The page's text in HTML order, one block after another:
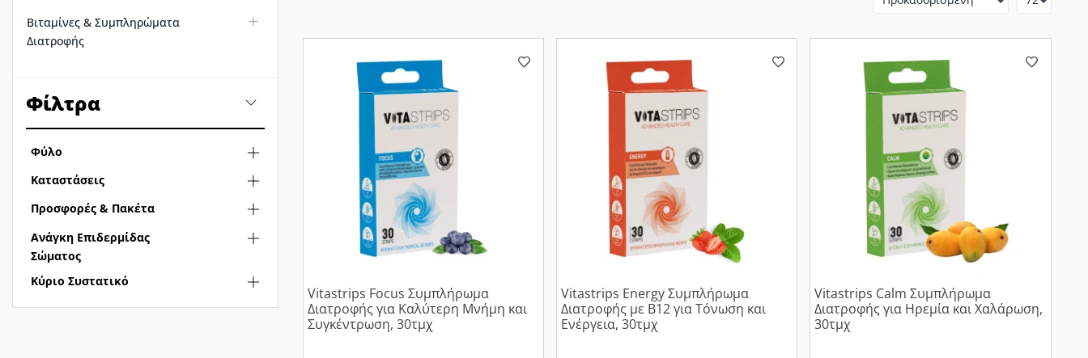
Βιταμίνες & Συμπληρώματα
Διατροφής
Φίλτρα
Φύλο
Καταστάσεις
Προσφορές & Πακέτα
Ανάγκη Επιδερμίδας
Σώματος
Κύριο Συστατικό
Vitastrips Focus Συμπλήρωμα
Διατροφής για Καλύτερη Μνήμη και
Συγκέντρωση, 30τμχ
Vitastrips Energy Συμπλήρωμα
Διατροφής με Β12 για Τόνωση και
Ενέργεια, 30τμχ
Vitastrips Calm Συμπλήρωμα
Διατροφής για Ηρεμία και Χαλάρωση,
30τμχ